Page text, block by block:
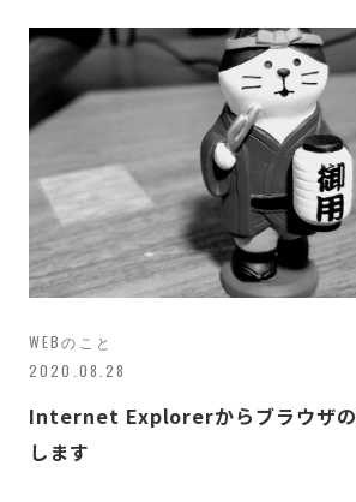
WEBのこと
2020.08.28
Internet Explorerからブラウザの
します